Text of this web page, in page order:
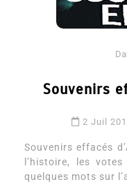
Souvenirs
2 Juil
Souvenirs effacés
l’histoire, les
quelques mots sur